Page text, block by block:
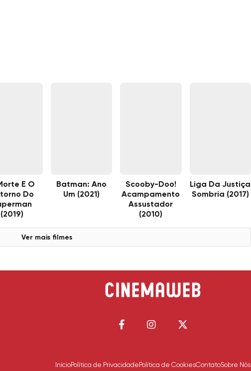
E O
Do
(2019)
Batman: Ano
Um (2021)
Scooby-Doo!
Acampamento
Assustador
(2010)
Liga Da Justiça
Sombria (2017)
Ver mais filmes
InícioPolítica de Privacidade Política de CookiesContatoSobre Nós